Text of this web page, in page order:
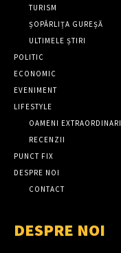
TURISM
ȘOPÂRLIȚA GUREȘĂ
ULTIMELE ȘTIRI
POLITIC
ECONOMIC
EVENIMENT
LIFESTYLE
OAMENI EXTRAORDINARI
RECENZII
PUNCT FIX
DESPRE NOI
CONTACT
DESPRE NOI